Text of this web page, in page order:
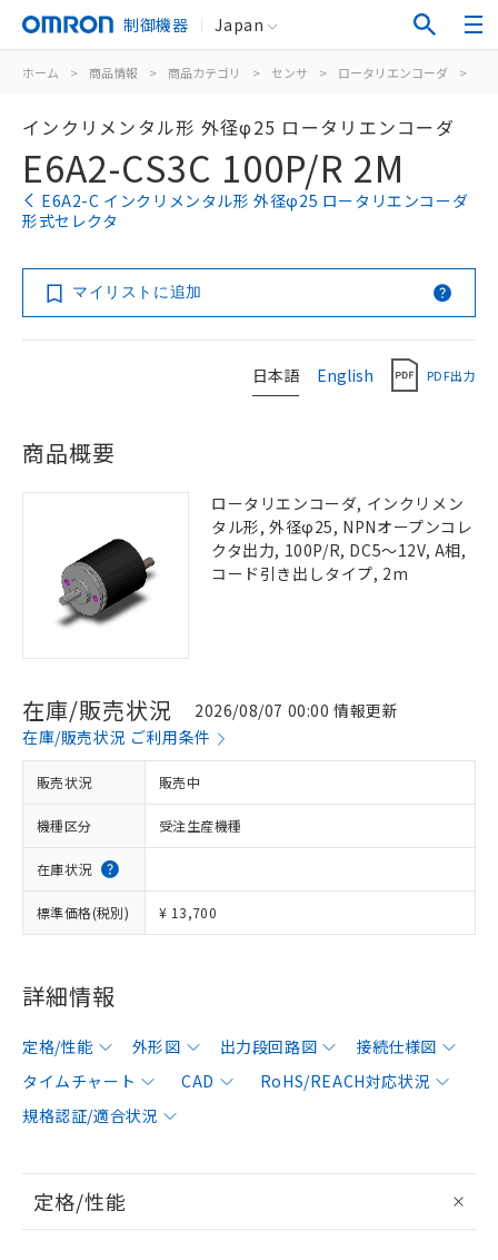
制御機器 Japan
ホーム > 商品情報 > 商品カテゴリ > センサ > ロータリエンコーダ >
インクリメンタル形 外径φ25 ロータリエンコーダ
E6A2-CS3C 100P/R 2M
E6A2-C インクリメンタル形 外径φ25 ロータリエンコーダ
形式セレクタ
マイリストに追加
日本語 English PDF出力
商品概要
ロータリエンコーダ, インクリメン
タル形, 外径φ25, NPNオープンコレ
クタ出力, 100P/R, DC5～12V, A相,
コード引き出しタイプ, 2m
在庫/販売状況
2026/08/07 00:00 情報更新
在庫/販売状況 ご利用条件
販売状況 販売中
機種区分 受注生産機種
在庫状況
標準価格(税別) ¥ 13,700
詳細情報
定格/性能 外形図 出力段回路図
接続仕様図
タイムチャート
CAD
RoHS/REACH対応状況
規格認証/適合状況
定格/性能